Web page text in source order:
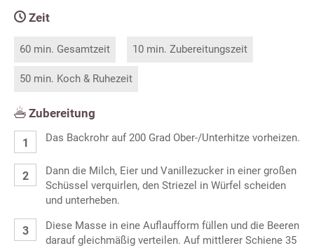
Zeit
60 min. Gesamtzeit 10 min. Zubereitungszeit
50 min. Koch & Ruhezeit
Zubereitung
Das Backrohr auf 200 Grad Ober-/Unterhitze vorheizen.
Dann die Milch, Eier und Vanillezucker in einer großen
Schüssel verquirlen, den Striezel in Würfel scheiden
und unterheben.
Diese Masse in eine Auflaufform füllen und die Beeren
darauf gleichmäßig verteilen. Auf mittlerer Schiene 35